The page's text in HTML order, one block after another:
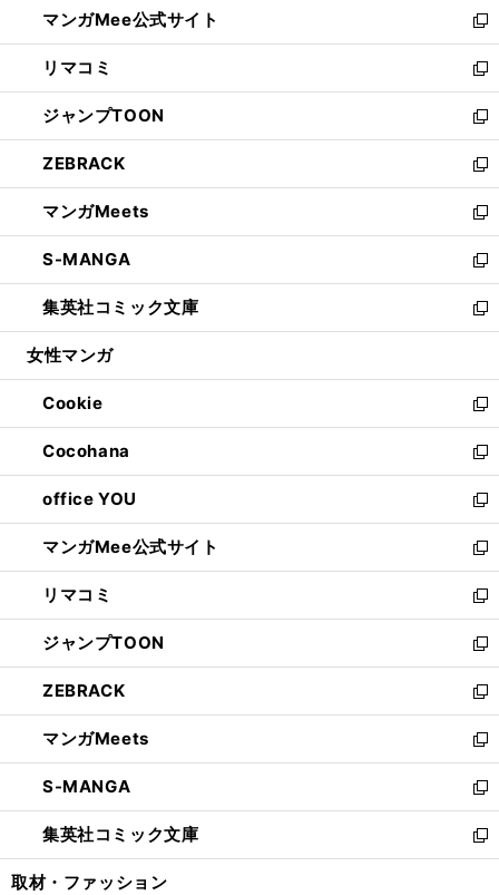
く
ド
ウ
で
開
く
ィ
ン
ド
ウ
で
開
く
い
ウ
ィ
ン
ド
ウ
で
開
く
マンガMee公式サイト
新
し
い
ウ
ィ
ン
ド
ウ
で
開
く
リマコミ
新
し
い
ウ
ィ
ン
ド
ウ
で
開
く
ジャンプTOON
新
し
い
ウ
ィ
ン
ド
ウ
で
開
ZEBRACK
新
し
い
ウ
ィ
ン
ド
ウ
開
く
マンガMeets
新
し
い
ウ
ィ
ン
ウ
で
開
く
S-MANGA
新
し
い
ウ
ン
ド
ウ
で
開
く
集英社コミック文庫
新
し
ウ
ィ
ン
ド
ウ
で
開
く
女性マンガ
Cookie
新
し
い
ウ
ィ
ン
ド
ウ
で
開
く
Cocohana
新
し
い
ウ
ィ
ン
ド
ウ
で
開
く
office YOU
新
し
い
ウ
ィ
ン
ド
ウ
で
開
く
マンガMee公式サイト
新
し
い
ウ
ィ
ン
ド
ウ
で
開
く
リマコミ
新
し
い
ウ
ィ
ン
ド
ウ
で
開
く
ジャンプTOON
新
し
い
ウ
ィ
ン
ド
ウ
で
開
ZEBRACK
新
し
い
ウ
ィ
ン
ド
ウ
マンガMeets
新
し
い
ウ
ィ
ン
S-MANGA
新
し
い
ウ
集英社コミック文庫
新
し
取材・ファッション